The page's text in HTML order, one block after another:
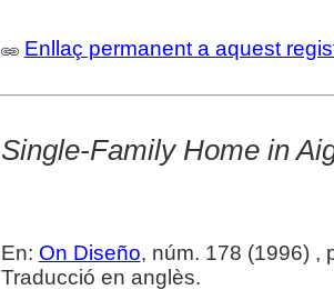
Enllaç permanent a aquest
Single-Family Home in
En: On Diseño, núm. 178 (1996) ,
Traducció en anglès.